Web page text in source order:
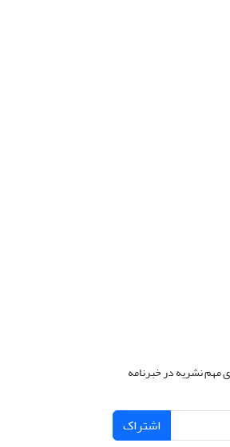
مهم نشریه در خبرنامه
اشتراک